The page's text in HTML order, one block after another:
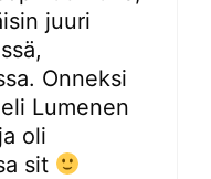
juuri
Onneksi
Lumenen
oli
sit